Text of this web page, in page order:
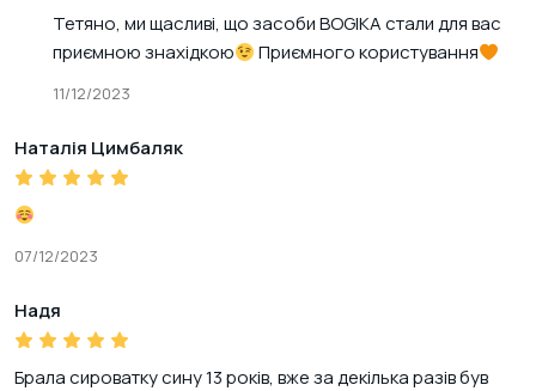
Тетяно, ми щасливі, що засоби BOGIKA стали для вас
приємною знахідкою
Приємного користування
11/12/2023
Наталія Цимбаляк
07/12/2023
Надя
Брала сироватку сину 13 років, вже за декілька разів був